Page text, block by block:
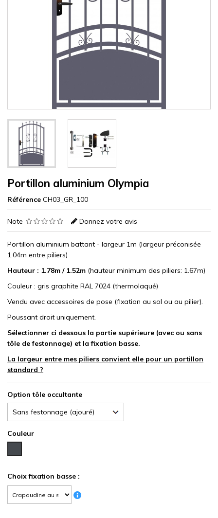
Portillon aluminium Olympia
Référence CH03_GR_100
Note Donnez votre avis
Portillon aluminium battant - largeur 1m (largeur préconisée
1.04m entre piliers)
Hauteur : 1.78m / 1.52m (hauteur minimum des piliers: 1.67m)
Couleur : gris graphite RAL 7024 (thermolaqué)
Vendu avec accessoires de pose (fixation au sol ou au pilier).
Poussant droit uniquement.
Sélectionner ci dessous la partie supérieure (avec ou sans
tôle de festonnage) et la fixation basse.
La largeur entre mes piliers convient elle pour un portillon
standard ?
Option tôle occultante
Couleur
RAL
Choix fixation basse :